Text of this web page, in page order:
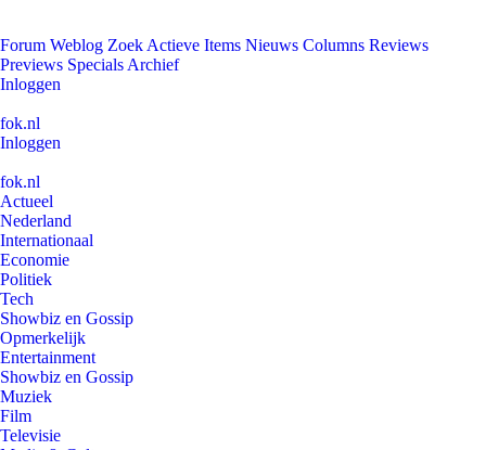
Forum Weblog Zoek Actieve Items Nieuws Columns Reviews
Previews Specials Archief
Inloggen
fok.nl
Inloggen
fok.nl
Actueel
Nederland
Internationaal
Economie
Politiek
Tech
Showbiz en Gossip
Opmerkelijk
Entertainment
Showbiz en Gossip
Muziek
Film
Televisie